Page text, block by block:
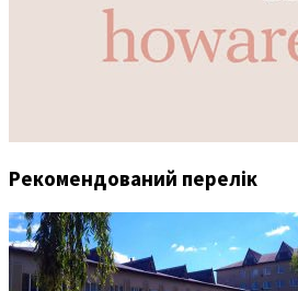
Рекомендований перелік